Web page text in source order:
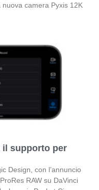
camera Pyxis 12K
il supporto per
Design, con l’annuncio
RAW su DaVinci